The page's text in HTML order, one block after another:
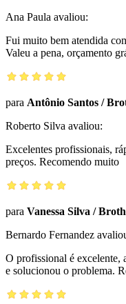
Ana Paula avaliou:
Fui muito bem atendida
Valeu a pena, orçamento
para Antônio Santos /
Roberto Silva avaliou:
Excelentes profissionais,
preços. Recomendo muito
para Vanessa Silva /
Bernardo Fernandez
O profissional é excelente,
e solucionou o problema.